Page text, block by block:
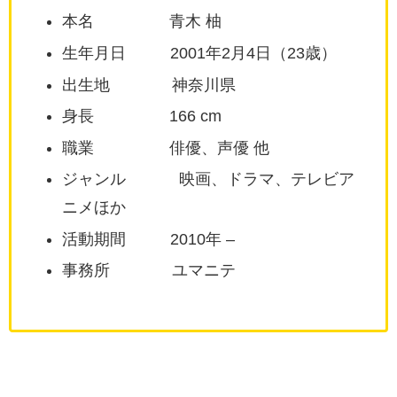
本名 青木 柚
生年月日 2001年2月4日（23歳）
出生地 神奈川県
身長 166 cm
職業 俳優、声優 他
ジャンル 映画、ドラマ、テレビア
ニメほか
活動期間 2010年 –
事務所 ユマニテ